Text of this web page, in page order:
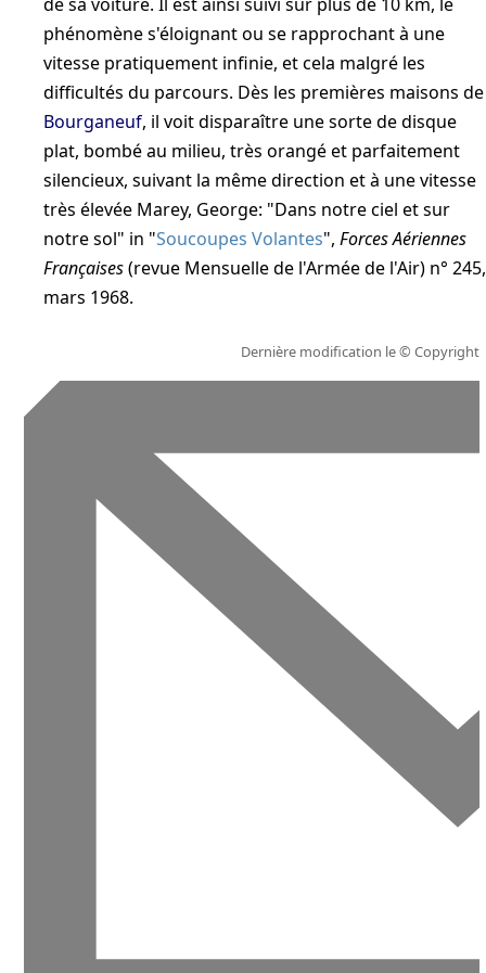
phénomène s'éloignant ou se rapprochant à une
vitesse pratiquement infinie, et cela malgré les
difficultés du parcours. Dès les premières maisons de
Bourganeuf, il voit disparaître une sorte de disque
plat, bombé au milieu, très orangé et parfaitement
silencieux, suivant la même direction et à une vitesse
très élevée Marey, George: "Dans notre ciel et sur
notre sol" in "Soucoupes Volantes", Forces Aériennes
Françaises(revue Mensuelle de l'Armée de l'Air) n° 245,
mars 1968.
Dernière modification le© Copyright